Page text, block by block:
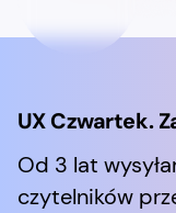
UX Czwartek.
Od 3 lat
czytelników